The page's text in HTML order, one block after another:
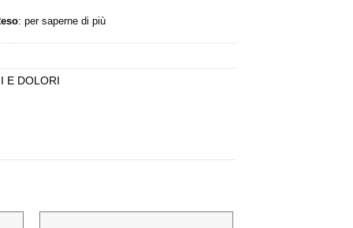
: per saperne di più
E DOLORI